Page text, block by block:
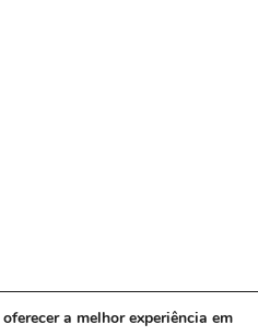
a melhor experiência em